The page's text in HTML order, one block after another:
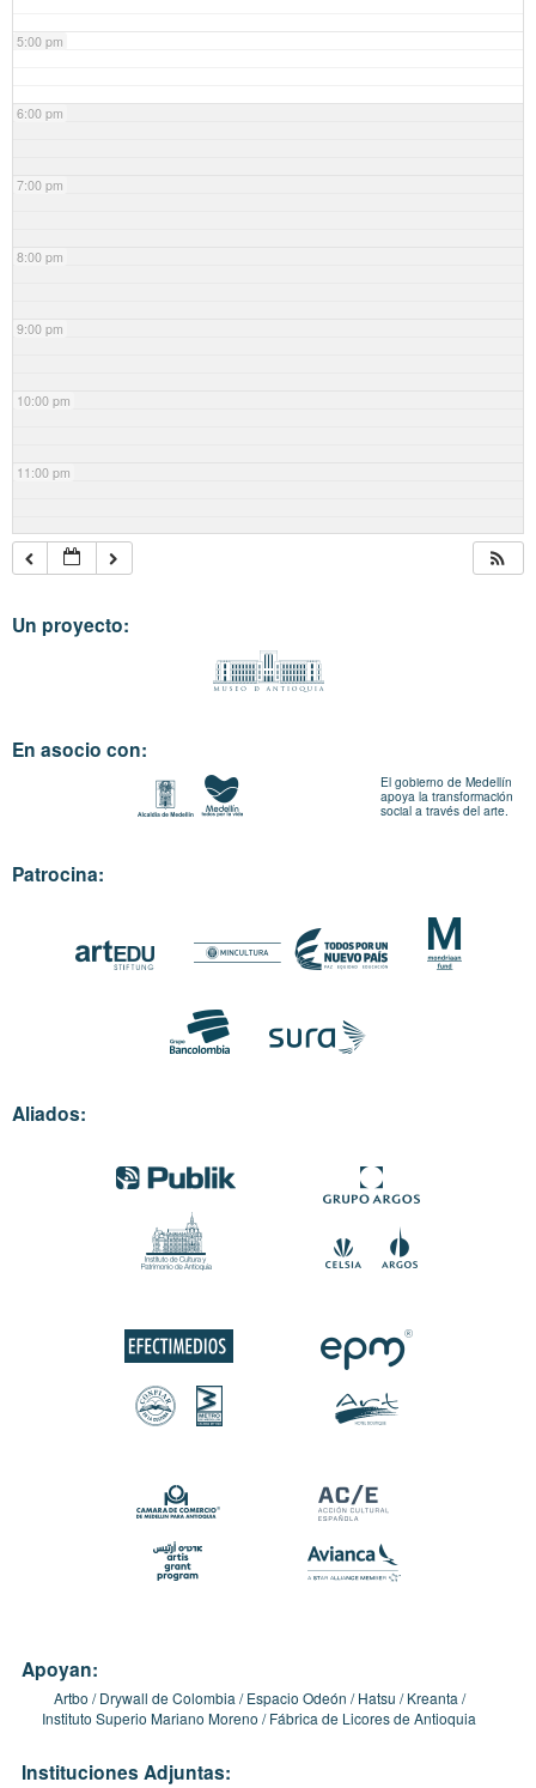
5:00 pm
6:00 pm
7:00 pm
8:00 pm
9:00 pm
10:00 pm
11:00 pm
Un proyecto:
En asocio con:
El gobierno de Medellín
apoya la transformación
social a través del arte.
Patrocina:
Aliados:
Apoyan:
Artbo Drywall de Colombia Espacio Odeón Hatsu
Kreanta
Instituto Superio Mariano Moreno
Fábrica de Licores de Antioquia
Instituciones Adjuntas: